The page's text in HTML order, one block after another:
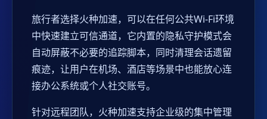
旅行者选择火种加速，可以在任何公共Wi-Fi环境
中快速建立可信通道，它内置的隐私守护模式会
自动屏蔽不必要的追踪脚本，同时清理会话遗留
痕迹，让用户在机场、酒店等场景中也能放心连
接办公系统或个人社交账号。
针对远程团队，火种加速支持企业级的集中管理